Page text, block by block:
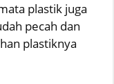
plastik juga
pecah dan
plastiknya